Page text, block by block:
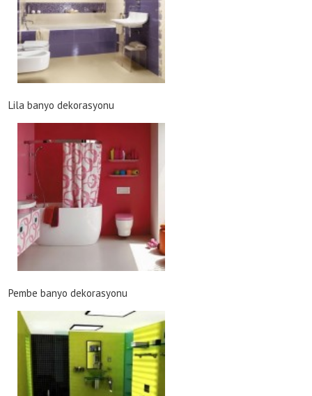
Lila banyo dekorasyonu
Pembe banyo dekorasyonu